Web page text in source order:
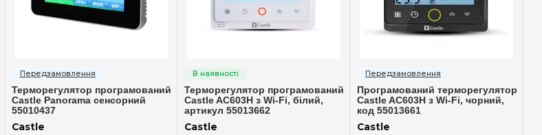
Терморегулятор програмований
Castle Panorama сенсорний
55010437
Castle
Терморегулятор програмований
Castle AC603H з Wi-Fi, білий,
артикул 55013662
Castle
Програмований терморегулятор
Castle AC603H з Wi-Fi, чорний,
код 55013661
Castle